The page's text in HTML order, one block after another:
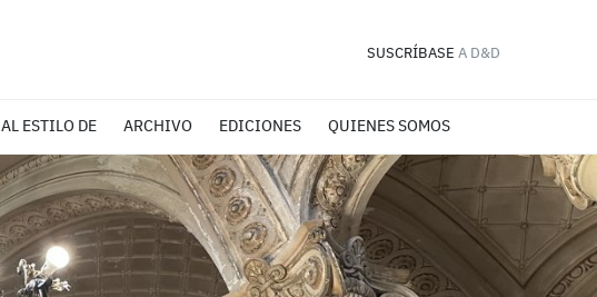
SUSCRÍBASE A D&D
AL ESTILO DE ARCHIVO EDICIONES QUIENES SOMOS